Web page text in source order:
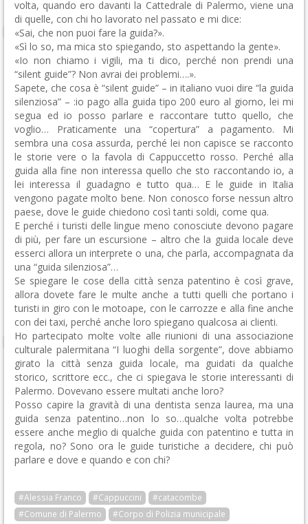
volta, quando ero davanti la Cattedrale di Palermo, viene una
di quelle, con chi ho lavorato nel passato e mi dice:
«Sai, che non puoi fare la guida?».
«Sì lo so, ma mica sto spiegando, sto aspettando la gente».
«Io non chiamo i vigili, ma ti dico, perché non prendi una
“silent guide”? Non avrai dei problemi….».
Sapete, che cosa è “silent guide” – in italiano vuoi dire “la guida
silenziosa” – :io pago alla guida tipo 200 euro al giorno, lei mi
segua ed io posso parlare e raccontare tutto quello, che
voglio… Praticamente una “copertura” a pagamento. Mi
sembra una cosa assurda, perché lei non capisce se racconto
le storie vere o la favola di Cappuccetto rosso. Perché alla
guida alla fine non interessa quello che sto raccontando io, a
lei interessa il guadagno e tutto qua… E le guide in Italia
vengono pagate molto bene. Non conosco forse nessun altro
paese, dove le guide chiedono così tanti soldi, come qua.
E perché i turisti delle lingue meno conosciute devono pagare
di più, per fare un escursione – altro che la guida locale deve
esserci allora un interprete o una, che parla, accompagnata da
una “guida silenziosa”…
Se spiegare le cose della città senza patentino è così grave,
allora dovete fare le multe anche a tutti quelli che portano i
turisti in giro con le motoape, con le carrozze e alla fine anche
con dei taxi, perché anche loro spiegano qualcosa ai clienti.
Ho partecipato molte volte alle riunioni di una associazione
culturale palermitana “I luoghi della sorgente”, dove abbiamo
girato la città senza guida locale, ma guidati da qualche
storico, scrittore ecc., che ci spiegava le storie interessanti di
Palermo. Dovevano essere multati anche loro?
Posso capire la gravità di una dentista senza laurea, ma una
guida senza patentino…non lo so…qualche volta potrebbe
essere anche meglio di qualche guida con patentino e tutta in
regola, no? Sono ora le guide turistiche a decidere, chi può
parlare e dove e quando e con chi?
#Alessia Franco #Cappuccini
#catacombe
#Comune di Palermo
#Corpo di Polizia municipale